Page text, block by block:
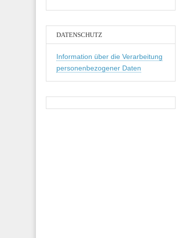
DATENSCHUTZ
Information über die Verarbeitung
personenbezogener Daten